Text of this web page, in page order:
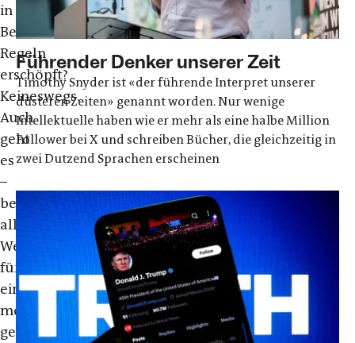
in
Benimm-
Regeln
erschöpft?
Keineswegs.
Auch
geht
es
–
bei
aller
Wertschätzung
für
ein
möglichst
gerecht
Führender Denker unserer Zeit
Timothy Snyder ist «der führende Interpret unserer
düsteren Zeiten» genannt worden. Nur wenige
Intellektuelle haben wie er mehr als eine halbe Million
Follower bei X und schreiben Bücher, die gleichzeitig in
zwei Dutzend Sprachen erscheinen